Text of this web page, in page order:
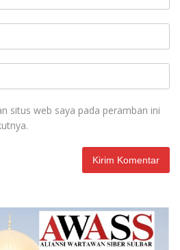
situs web saya pada peramban ini